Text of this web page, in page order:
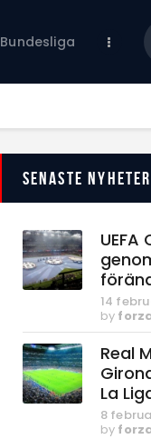
Bundesliga
Senaste nyheter
14
by
Real
La
8
by